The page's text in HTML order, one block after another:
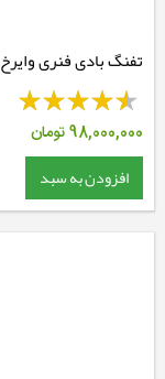
تفنگ بادی فنری وایرخ 50 اس
98,000,000تومان
افزودن به سبد